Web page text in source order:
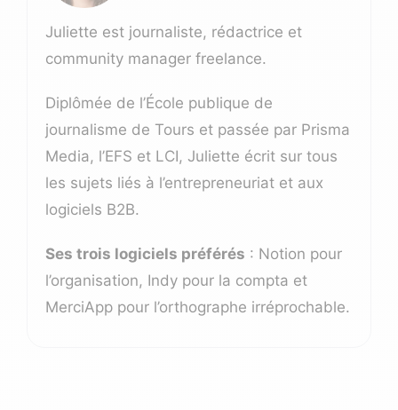
Juliette est journaliste, rédactrice et
community manager freelance.
Diplômée de l’École publique de
journalisme de Tours et passée par Prisma
Media, l’EFS et LCI, Juliette écrit sur tous
les sujets liés à l’entrepreneuriat et aux
logiciels B2B.
Ses trois logiciels préférés : Notion pour
l’organisation, Indy pour la compta et
MerciApp pour l’orthographe irréprochable.